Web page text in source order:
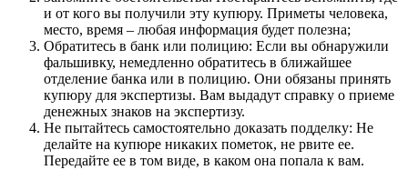
и от кого вы получили эту купюру. Приметы человека,
место, время – любая информация будет полезна;
Обратитесь в банк или полицию: Если вы обнаружили
фальшивку, немедленно обратитесь в ближайшее
отделение банка или в полицию. Они обязаны принять
купюру для экспертизы. Вам выдадут справку о приеме
денежных знаков на экспертизу.
Не пытайтесь самостоятельно доказать подделку: Не
делайте на купюре никаких пометок, не рвите ее.
Передайте ее в том виде, в каком она попала к вам.